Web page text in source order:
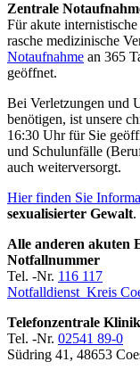
Zentrale
Für akute
rasche medizinische
Notaufnahme an 365
geöffnet.
Bei Verletzungen und
benötigen, ist unsere
16:30 Uhr für Sie
und Schulunfälle
auch weiterversorgt.
Hier finden Sie
sexualisierter Gewalt.
Alle anderen akuten
Notfallnummer
Tel. -Nr. 116 117
Notfalldienst Kreis
Telefonzentrale
Tel. -Nr. 02541 89-0
Südring 41, 48653